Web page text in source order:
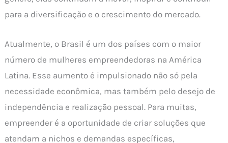
para a diversificação e o crescimento do mercado.
Atualmente, o Brasil é um dos países com o maior
número de mulheres empreendedoras na América
Latina. Esse aumento é impulsionado não só pela
necessidade econômica, mas também pelo desejo de
independência e realização pessoal. Para muitas,
empreender é a oportunidade de criar soluções que
atendam a nichos e demandas específicas,